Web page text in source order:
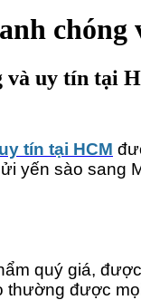
và uy tín tại
tín tại HCM
yến sào sang
quý giá,
thường được